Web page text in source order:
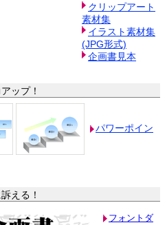
クリップアート
素材集
イラスト素材集
(JPG形式)
企画書見本
ップ！
パワーポイン
える！
フォントダ